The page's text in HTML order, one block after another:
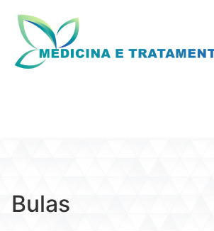
Bulas